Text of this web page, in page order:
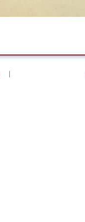
｜